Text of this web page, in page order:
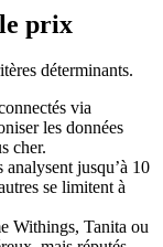
prix
déterminants.
via
les données
cher.
analysent jusqu’à 10
se limitent à
Withings, Tanita ou